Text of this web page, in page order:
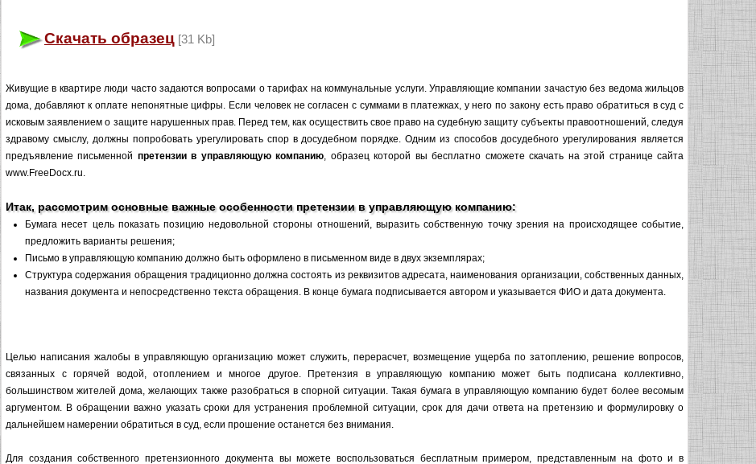
Скачать образец [31 Kb]
Живущие в квартире люди часто задаются вопросами о тарифах на коммунальные услуги. Управляющие компании зачастую без ведома жильцов
дома, добавляют к оплате непонятные цифры. Если человек не согласен с суммами в платежках, у него по закону есть право обратиться в суд с
исковым заявлением о защите нарушенных прав. Перед тем, как осуществить свое право на судебную защиту субъекты правоотношений, следуя
здравому смыслу, должны попробовать урегулировать спор в досудебном порядке. Одним из способов досудебного урегулирования является
предъявление письменной претензии в управляющую компанию, образец которой вы бесплатно сможете скачать на этой странице сайта
www.FreeDocx.ru.
Итак, рассмотрим основные важные особенности претензии в управляющую компанию:
Бумага несет цель показать позицию недовольной стороны отношений, выразить собственную точку зрения на происходящее событие,
предложить варианты решения;
Письмо в управляющую компанию должно быть оформлено в письменном виде в двух экземплярах;
Структура содержания обращения традиционно должна состоять из реквизитов адресата, наименования организации, собственных данных,
названия документа и непосредственно текста обращения. В конце бумага подписывается автором и указывается ФИО и дата документа.
Целью написания жалобы в управляющую организацию может служить, перерасчет, возмещение ущерба по затоплению, решение вопросов,
связанных с горячей водой, отоплением и многое другое. Претензия в управляющую компанию может быть подписана коллективно,
большинством жителей дома, желающих также разобраться в спорной ситуации. Такая бумага в управляющую компанию будет более весомым
аргументом. В обращении важно указать сроки для устранения проблемной ситуации, срок для дачи ответа на претензию и формулировку о
дальнейшем намерении обратиться в суд, если прошение останется без внимания.
Для создания собственного претензионного документа вы можете воспользоваться бесплатным примером, представленным на фото и в